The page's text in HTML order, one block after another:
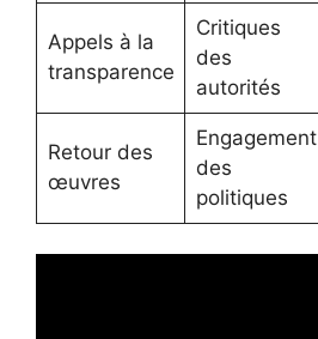
Appels à la
transparence
Critiques
des
autorités
Retour des
œuvres
Engagement
des
politiques